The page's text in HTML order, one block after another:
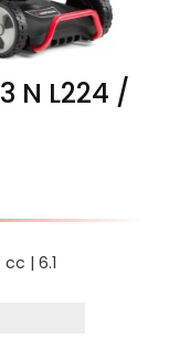
N L224 /
| 6.1